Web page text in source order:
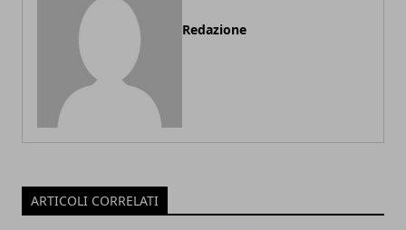
Redazione
ARTICOLI CORRELATI